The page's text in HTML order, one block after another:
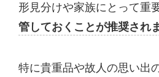
形見分けや家族にとって重
管しておくことが推奨され
特に貴重品や故人の思い出